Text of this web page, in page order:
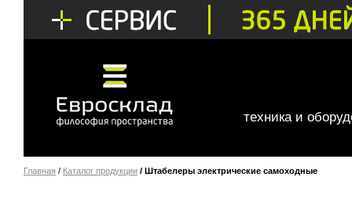
техника и
Главная / Каталог продукции / Штабелеры электрические самоходные